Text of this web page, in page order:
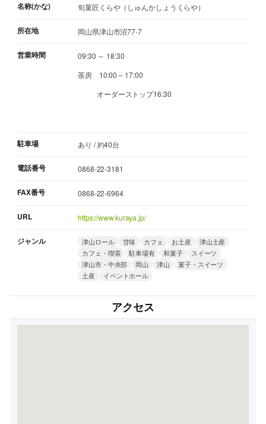
名称(かな) 旬菓匠くらや（しゅんかしょうくらや）
所在地 岡山県津山市沼77-7
営業時間
09:30 ～ 18:30
茶房 10:00 – 17:00
オーダーストップ16:30
駐車場 あり / 約40台
電話番号 0868-22-3181
FAX番号 0868-22-6964
URL https://www.kuraya.jp/
ジャンル 津山ロール 甘味 カフェ お土産
津山土産
カフェ・喫茶
駐車場有 和菓子
スイーツ
津山市・中央部
岡山 津山
菓子・スイーツ
土産
イベントホール
アクセス